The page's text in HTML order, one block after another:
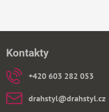
Kontakty
+420 603 282 053
drahstyl​@drahstyl​.cz